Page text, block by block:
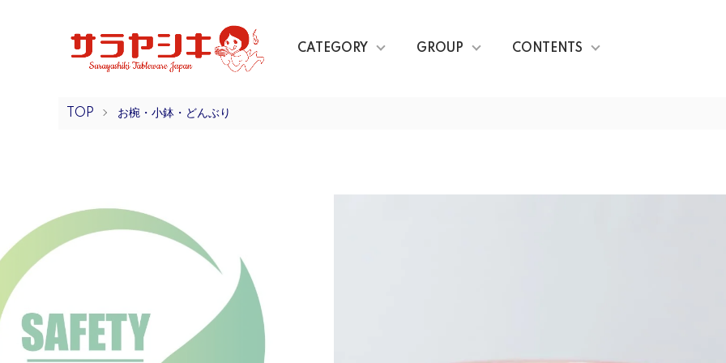
CATEGORY GROUP CONTENTS
TOP お椀・小鉢・どんぶり